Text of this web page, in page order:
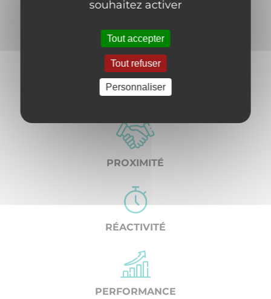
NOS VALEURS
PROXIMITÉ
RÉACTIVITÉ
PERFORMANCE
souhaitez activer
Tout accepter
Tout refuser
Personnaliser